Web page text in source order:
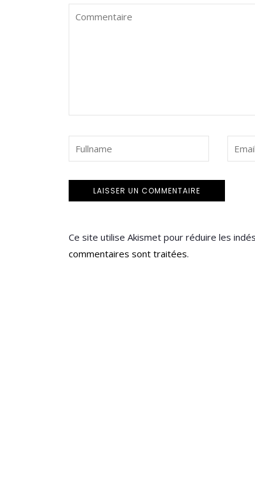
Ce site utilise Akismet pour réduire les
commentaires sont traitées.